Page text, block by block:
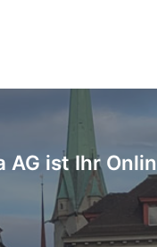
AG ist Ihr